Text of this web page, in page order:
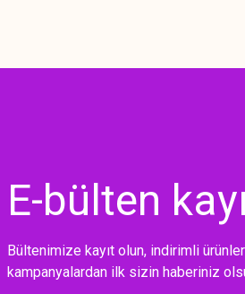
E-bülten
Bültenimize kayıt olun, indirimli
kampanyalardan ilk sizin haberiniz